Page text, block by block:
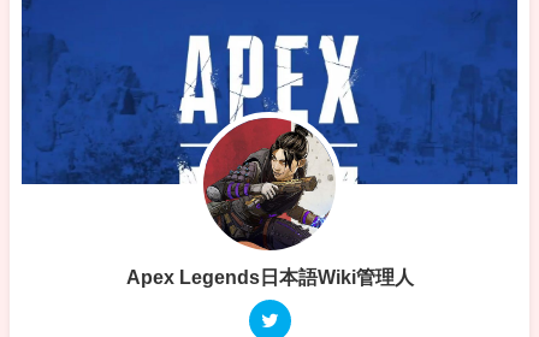
Apex Legends日本語Wiki管理人